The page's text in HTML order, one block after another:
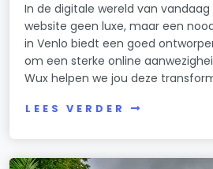
In de digitale wereld van
website geen luxe, maar een
in Venlo biedt een goed
om een sterke online
Wux helpen we jou deze
LEES VERDER